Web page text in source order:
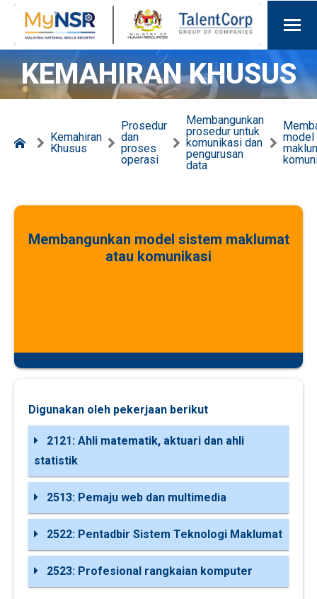
KEMAHIRAN KHUSUS
Kemahiran
Khusus
Prosedur
dan
proses
operasi
Membangunkan
prosedur untuk
komunikasi dan
pengurusan
data
Membangunkan model sistem maklumat
atau komunikasi
Digunakan oleh pekerjaan berikut
2121: Ahli matematik, aktuari dan ahli
statistik
2513: Pemaju web dan multimedia
2522: Pentadbir Sistem Teknologi Maklumat
2523: Profesional rangkaian komputer